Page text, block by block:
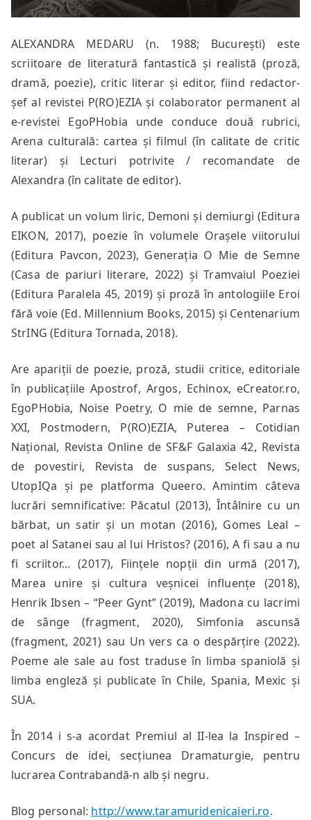
ALEXANDRA MEDARU (n. 1988; București) este
scriitoare de literatură fantastică și realistă (proză,
dramă, poezie), critic literar și editor, fiind redactor-
șef al revistei P(RO)EZIA și colaborator permanent al
e-revistei EgoPHobia unde conduce două rubrici,
Arena culturală: cartea și filmul (în calitate de critic
literar) și Lecturi potrivite / recomandate de
Alexandra (în calitate de editor).
A publicat un volum liric, Demoni și demiurgi (Editura
EIKON, 2017), poezie în volumele Orașele viitorului
(Editura Pavcon, 2023), Generația O Mie de Semne
(Casa de pariuri literare, 2022) și Tramvaiul Poeziei
(Editura Paralela 45, 2019) și proză în antologiile Eroi
fără voie (Ed. Millennium Books, 2015) și Centenarium
StrING (Editura Tornada, 2018).
Are apariții de poezie, proză, studii critice, editoriale
în publicațiile Apostrof, Argos, Echinox, eCreator.ro,
EgoPHobia, Noise Poetry, O mie de semne, Parnas
XXI, Postmodern, P(RO)EZIA, Puterea – Cotidian
Național, Revista Online de SF&F Galaxia 42, Revista
de povestiri, Revista de suspans, Select News,
UtopIQa și pe platforma Queero. Amintim câteva
lucrări semnificative: Păcatul (2013), Întâlnire cu un
bărbat, un satir și un motan (2016), Gomes Leal –
poet al Satanei sau al lui Hristos? (2016), A fi sau a nu
fi scriitor… (2017), Ființele nopții din urmă (2017),
Marea unire și cultura veșnicei influențe (2018),
Henrik Ibsen – “Peer Gynt” (2019), Madona cu lacrimi
de sânge (fragment, 2020), Simfonia ascunsă
(fragment, 2021) sau Un vers ca o despărțire (2022).
Poeme ale sale au fost traduse în limba spaniolă și
limba engleză și publicate în Chile, Spania, Mexic și
SUA.
În 2014 i s-a acordat Premiul al II-lea la Inspired –
Concurs de idei, secțiunea Dramaturgie, pentru
lucrarea Contrabandă-n alb și negru.
Blog personal: http://www.taramuridenicaieri.ro.